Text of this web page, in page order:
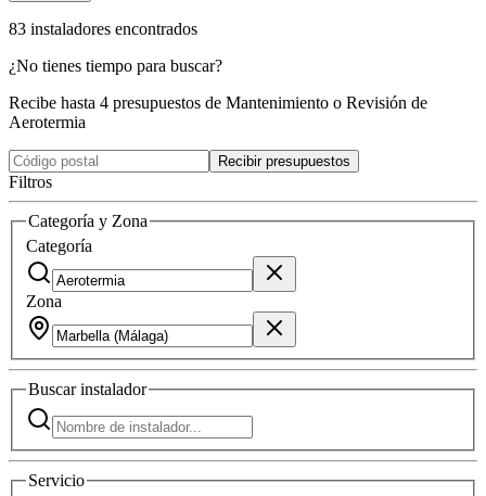
83 instaladores encontrados
¿No tienes tiempo para buscar?
Recibe hasta 4 presupuestos de Mantenimiento o Revisión de
Aerotermia
Recibir presupuestos
Filtros
Categoría y Zona
Categoría
Zona
Buscarinstalador
Servicio